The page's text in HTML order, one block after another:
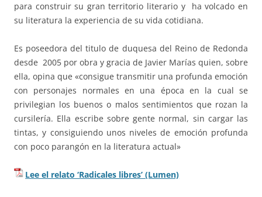
para construir su gran territorio literario y ha volcado en
su literatura la experiencia de su vida cotidiana.
Es poseedora del titulo de duquesa del Reino de Redonda
desde 2005 por obra y gracia de Javier Marías quien, sobre
ella, opina que «consigue transmitir una profunda emoción
con personajes normales en una época en la cual se
privilegian los buenos o malos sentimientos que rozan la
cursilería. Ella escribe sobre gente normal, sin cargar las
tintas, y consiguiendo unos niveles de emoción profunda
con poco parangón en la literatura actual»
Lee el relato ‘Radicales libres’ (Lumen)